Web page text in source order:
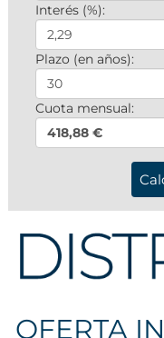
Interés (%):
Plazo (en años):
Cuota mensual:
418,88 €
OFERTA